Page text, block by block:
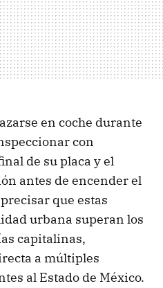
en coche durante
con
de su placa y el
antes de encender el
que estas
urbana superan los
capitalinas,
a múltiples
al Estado de México.